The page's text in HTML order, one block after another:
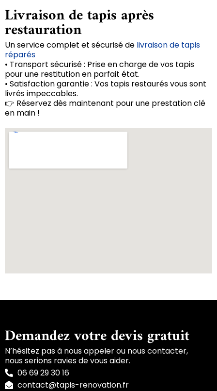
Livraison de tapis après
restauration
Un service complet et sécurisé de livraison de tapis
réparés
• Transport sécurisé : Prise en charge de vos tapis
pour une restitution en parfait état.
• Satisfaction garantie : Vos tapis restaurés vous sont
livrés impeccables.
👉 Réservez dès maintenant pour une prestation clé
en main !
Demandez votre devis gratuit
N’hésitez pas à nous appeler ou nous contacter,
nous serions ravies de vous aider.
06 69 29 30 16
contact@tapis-renovation.fr